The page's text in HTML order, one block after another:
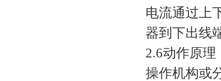
电流通过上
器到下出线
2.6动作原理
操作机构或